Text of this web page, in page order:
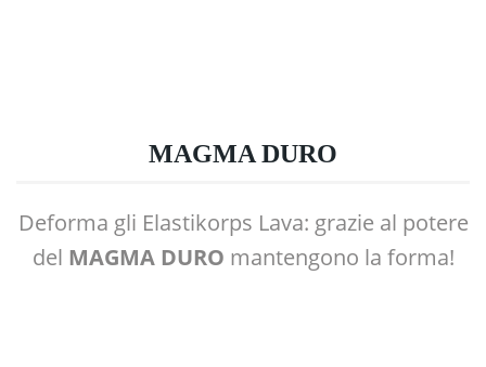
MAGMA DURO
Deforma gli Elastikorps Lava: grazie al potere
del MAGMA DURO mantengono la forma!